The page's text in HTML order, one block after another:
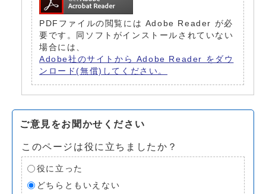
PDFファイルの閲覧には Adobe Reader が必
要です。同ソフトがインストールされていない
場合には、
Adobe社のサイトから Adobe Reader をダウ
ンロード(無償)してください。
ご意見をお聞かせください
このページは役に立ちましたか？
役に立った
どちらともいえない